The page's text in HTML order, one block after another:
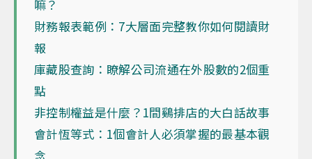
嘛？
財務報表範例：7大層面完整教你如何閱讀財
報
庫藏股查詢：瞭解公司流通在外股數的2個重
點
非控制權益是什麼？1間鷄排店的大白話故事
會計恆等式：1個會計人必須掌握的最基本觀
念